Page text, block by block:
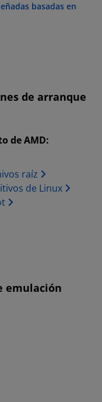
basadas en
de arranque
de AMD:
raíz
de Linux
emulación